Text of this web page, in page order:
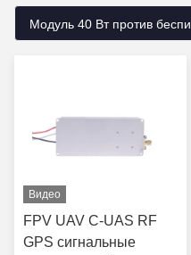
Модуль 40 Вт против
Видео
FPV UAV C-UAS RF
GPS сигнальные